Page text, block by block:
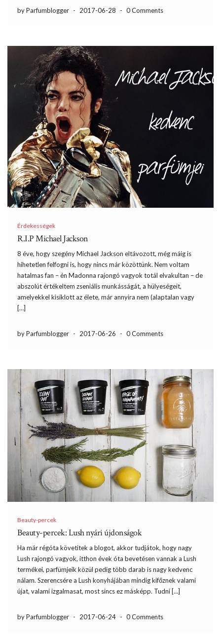
by Parfumblogger - 2017-06-28 - 0 Comments
Érdekességek
R.I.P Michael Jackson
8 éve, hogy szegény Michael Jackson eltávozott, még máig is
hihetetlen felfogni is, hogy nincs már közöttünk. Nem voltam
hatalmas fan – én Madonna rajongó vagyok totál elvakultan – de
abszolút értékeltem zseniális munkásságát, a hülyeségeit,
amelyekkel kisiklott az élete, már annyira nem (alaptalan vagy
[…]
by Parfumblogger - 2017-06-26 - 0 Comments
Beauty-percek
Beauty-percek: Lush nyári újdonságok
Ha már régóta követitek a blogot, akkor tudjátok, hogy nagy
Lush rajongó vagyok, itthon évek óta bevetésen vannak a Lush
termékei, parfümjeik közül pedig több darab is nagy kedvenc
nálam. Szerencsére a Lush konyhájában mindig kifőznek valami
újat, valami izgalmasat, most sincs ez másképp. Tudni […]
by Parfumblogger - 2017-06-24 - 0 Comments